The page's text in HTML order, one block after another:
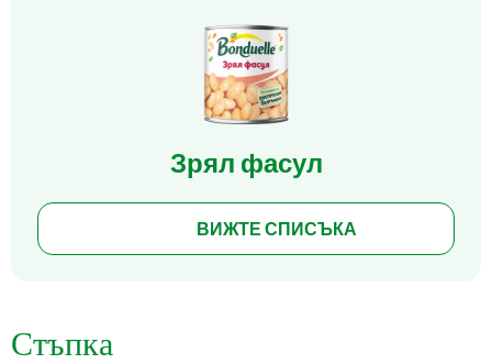
Зрял фасул
ВИЖТЕ СПИСЪКА
Стъпка